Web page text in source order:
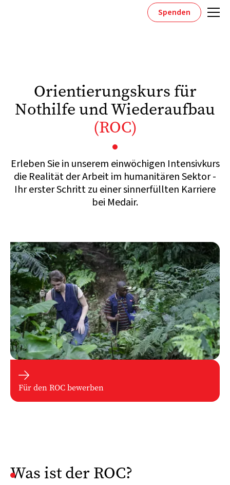
Spenden
Orientierungskurs für
Nothilfe und Wiederaufbau
(ROC)
Erleben Sie in unserem einwöchigen Intensivkurs
die Realität der Arbeit im humanitären Sektor -
Ihr erster Schritt zu einer sinnerfüllten Karriere
bei Medair.

Für den ROC bewerben
Was ist der ROC?